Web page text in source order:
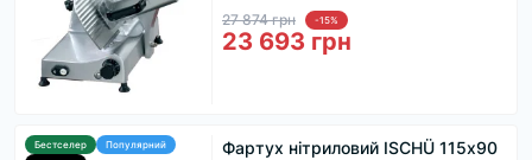
27 874 грн -15%
23 693 грн
Бестселер
Популярний
Фартух нітриловий ISCHÜ 115х90